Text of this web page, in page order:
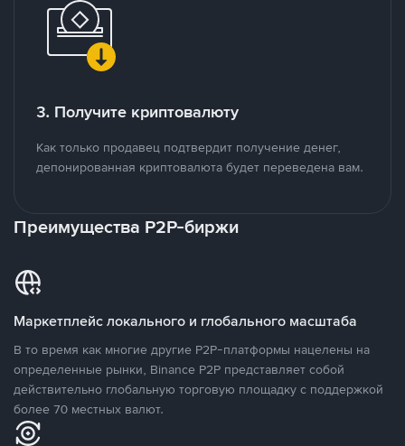
3. Получите криптовалюту
Как только продавец подтвердит получение денег,
депонированная криптовалюта будет переведена вам.
Преимущества P2P-биржи
Маркетплейс локального и глобального масштаба
В то время как многие другие P2P-платформы нацелены на
определенные рынки, Binance P2P представляет собой
действительно глобальную торговую площадку с поддержкой
более 70 местных валют.